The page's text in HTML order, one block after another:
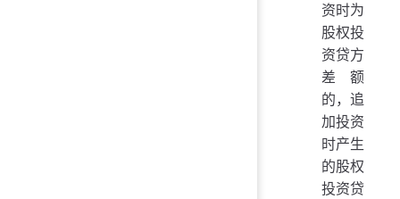
资时为
股权投
资贷方
差额
的，追
加投资
时产生
的股权
投资贷